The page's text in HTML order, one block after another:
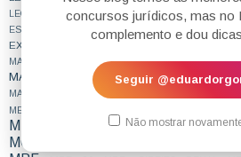
concursos jurídicos, mas no
complemento e dou
Seguir
Não mostrar
LEGITIMIDADE LEI DE ORGANIZAÇÕES
ESQUEMATIZADAS
LEIS GRIFADAS LEIS
EXPRESSÃO
LÍNGUA PORTUGUESA
MACETE MAGISTRATURA
MAGISTRATURA ESTADUAL
MAMÃES
MATERIAL
MERCADO DE TRABALHO
MINISTÉRIO PÚBLICO
MOTIVACIONAL